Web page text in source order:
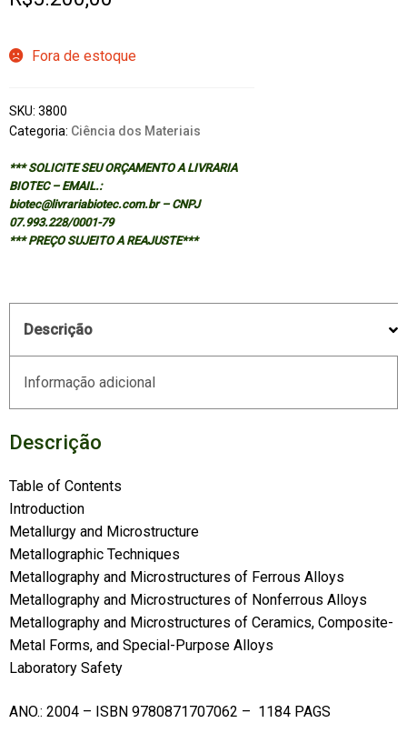
Fora de estoque
SKU: 3800
Categoria: Ciência dos Materiais
*** SOLICITE SEU ORÇAMENTO A LIVRARIA
BIOTEC – EMAIL.:
biotec@livrariabiotec.com.br – CNPJ
07.993.228/0001-79
*** PREÇO SUJEITO A REAJUSTE***
Descrição
Informação adicional
Descrição
Table of Contents
Introduction
Metallurgy and Microstructure
Metallographic Techniques
Metallography and Microstructures of Ferrous Alloys
Metallography and Microstructures of Nonferrous Alloys
Metallography and Microstructures of Ceramics, Composite-
Metal Forms, and Special-Purpose Alloys
Laboratory Safety
ANO.: 2004 – ISBN 9780871707062 – 1184 PAGS